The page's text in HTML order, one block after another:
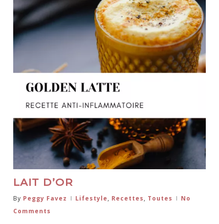
LAIT D’OR
By Peggy Favez Lifestyle, Recettes, Toutes
No
Comments